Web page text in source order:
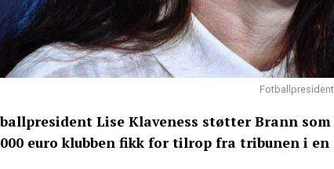
Lise Klaveness støtter Brann
euro klubben fikk for tilrop fra tribunen i en